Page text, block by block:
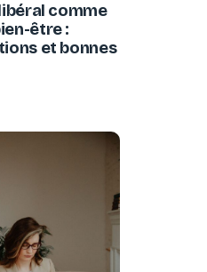
comme
être :
et bonnes